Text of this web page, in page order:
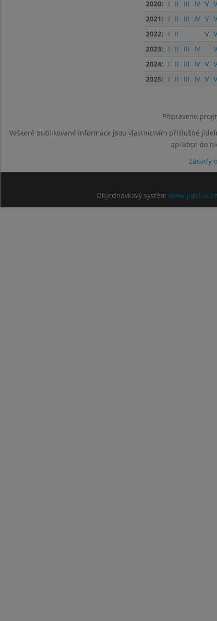
2020:
I II III IV V
2021:
I II III IV V
2022:
I II V
2023:
I II III IV
2024:
I II III IV V
2025:
I II III IV V
Připraveno
Veškeré publikované informace jsou vlastnictvím příslušné
aplikace do
Zásady
Objednávkový systém www.jidelna.cz